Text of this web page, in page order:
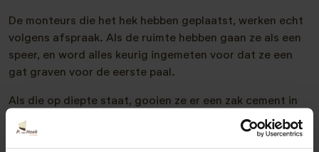
De monteurs die het hek hebben geplaatst, werken echt
volgens afspraak. Als de ruimte hebben gaan ze als een
speer, en word alles keurig ingemeten voor dat ze een
gat graven voor de eerste paal.
Als die op diepte staat, gooien ze er een zak cement in
het gat dichten het. Op naar het volgende gat en zo
weer het zelfde proces. Totdat ze aan het eind zijn van